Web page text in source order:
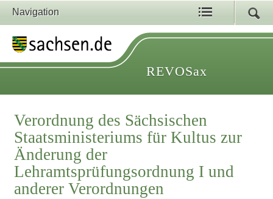
Navigation
REVOSax
Verordnung des Sächsischen
Staatsministeriums für Kultus zur
Änderung der
Lehramtsprüfungsordnung I und
anderer Verordnungen